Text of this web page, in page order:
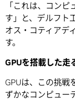
「これは、コン
す」と、デルフト
オス・コティアデ
す。
GPUを搭載した走
GPUは、この挑戦
ずかなコンピュー